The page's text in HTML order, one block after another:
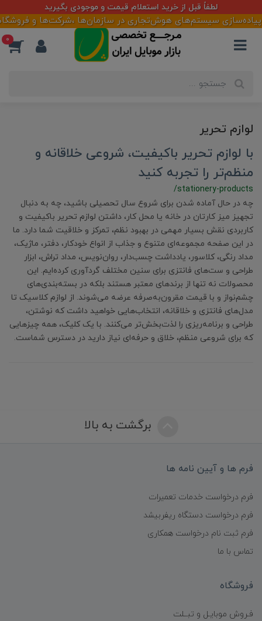
لطفاً قبل از خرید استعلام قیمت و موجودی بگیرید
پیاده‌سازی سیستم‌های هوش‌تجاری در سازمان‌ها ،شرکت‌ها و
0
لوازم تحریر
با لوازم تحریر باکیفیت، شروعی خلاقانه و
منظم‌تر را تجربه کنید
/stationery-products
چه در حال آماده شدن برای شروع سال تحصیلی باشید، چه به دنبال
تجهیز میز کارتان در خانه یا محل کار، داشتن لوازم تحریر باکیفیت و
کاربردی نقش بسیار مهمی در بهبود نظم، تمرکز و خلاقیت شما دارد. ما
در این صفحه مجموعه‌ای متنوع و جذاب از انواع خودکار، دفتر، ماژیک،
مداد رنگی، کلاسور، یادداشت چسب‌دار، روان‌نویس، مداد تراش، ابزار
طراحی و ست‌های فانتزی برای سنین مختلف گردآوری کرده‌ایم. این
محصولات نه تنها از برندهای معتبر هستند بلکه در بسته‌بندی‌های
چشم‌نواز و با قیمت مقرون‌به‌صرفه عرضه می‌شوند. از لوازم کلاسیک تا
مدل‌های فانتزی و خلاقانه، انتخاب‌هایی خواهید داشت که نوشتن،
طراحی و برنامه‌ریزی را لذت‌بخش‌تر می‌کنند. با یک کلیک، همه چیزهایی
که برای شروعی منظم، خلاق و حرفه‌ای نیاز دارید در دسترس شماست.
برگشت به بالا
فرم ها و آیین نامه ها
فرم درخواست خدمات تعمیرات
فرم درخواست دستگاه ریفربیشد
فرم ثبت نام درخواست همکاری
تماس با ما
فروشگاه
فـروش موبایـل و تبــلت